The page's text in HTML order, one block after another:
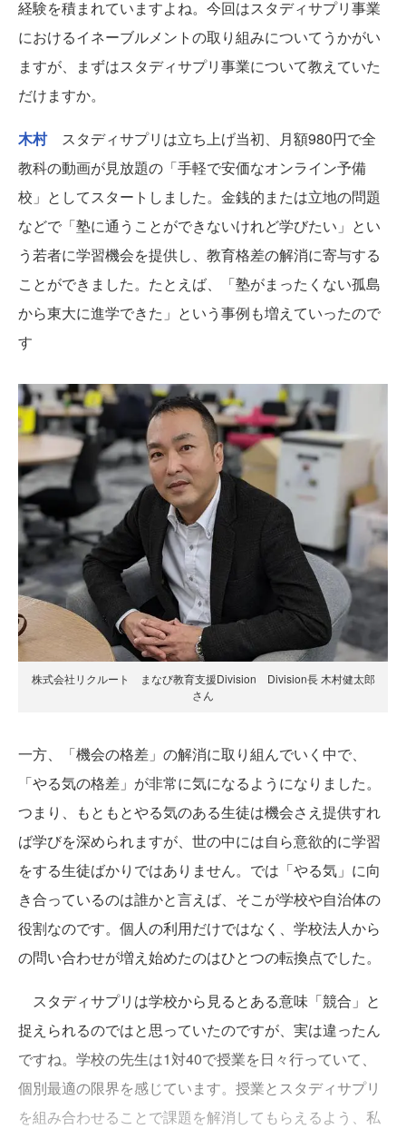
経験を積まれていますよね。今回はスタディサプリ事業
におけるイネーブルメントの取り組みについてうかがい
ますが、まずはスタディサプリ事業について教えていた
だけますか。
木村 スタディサプリは立ち上げ当初、月額980円で全
教科の動画が見放題の「手軽で安価なオンライン予備
校」としてスタートしました。金銭的または立地の問題
などで「塾に通うことができないけれど学びたい」とい
う若者に学習機会を提供し、教育格差の解消に寄与する
ことができました。たとえば、「塾がまったくない孤島
から東大に進学できた」という事例も増えていったので
す
株式会社リクルート まなび教育支援Division Division長 木村健太郎
さん
一方、「機会の格差」の解消に取り組んでいく中で、
「やる気の格差」が非常に気になるようになりました。
つまり、もともとやる気のある生徒は機会さえ提供すれ
ば学びを深められますが、世の中には自ら意欲的に学習
をする生徒ばかりではありません。では「やる気」に向
き合っているのは誰かと言えば、そこが学校や自治体の
役割なのです。個人の利用だけではなく、学校法人から
の問い合わせが増え始めたのはひとつの転換点でした。
スタディサプリは学校から見るとある意味「競合」と
捉えられるのではと思っていたのですが、実は違ったん
ですね。学校の先生は1対40で授業を日々行っていて、
個別最適の限界を感じています。授業とスタディサプリ
を組み合わせることで課題を解消してもらえるよう、私